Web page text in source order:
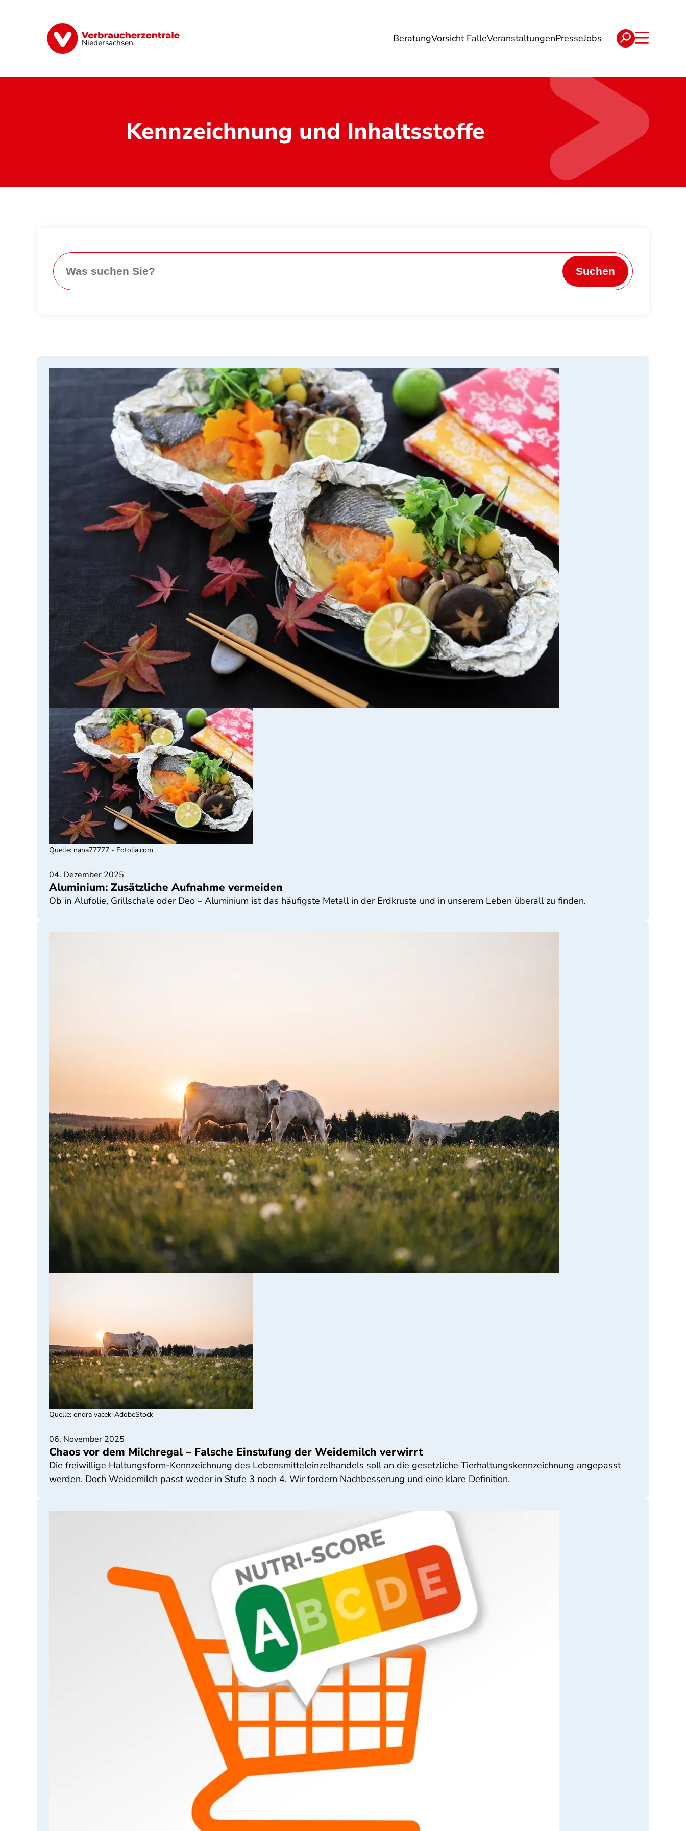
Niedersachsen BeratungVorsicht FalleVeranstaltungenPresseJobs
Digitale Welt Energie Geld & Versicherungen Ernährung Reise Verträge & Reklamation
Kennzeichnung und Inhaltsstoffe
Suchen
04. Dezember 2025
Aluminium: Zusätzliche Aufnahme vermeiden
Ob in Alufolie, Grillschale oder Deo – Aluminium ist das häufigste Metall in der Erdkruste und in unserem Leben überall zu finden.
Quelle: nana77777 - Fotolia.com
06. November 2025
Chaos vor dem Milchregal – Falsche Einstufung der Weidemilch verwirrt
Die freiwillige Haltungsform-Kennzeichnung des Lebensmitteleinzelhandels soll an die gesetzliche Tierhaltungskennzeichnung angepasst
werden. Doch Weidemilch passt weder in Stufe 3 noch 4. Wir fordern Nachbesserung und eine klare Definition.
Quelle: ondra vacek-AdobeStock